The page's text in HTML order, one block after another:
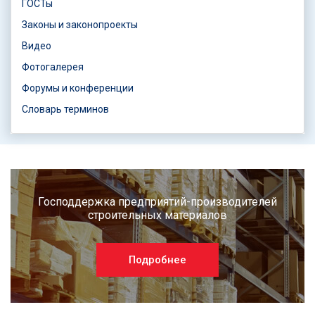
ГОСТы
Законы и законопроекты
Видео
Фотогалерея
Форумы и конференции
Словарь терминов
Господдержка предприятий-производителей
строительных материалов
Подробнее